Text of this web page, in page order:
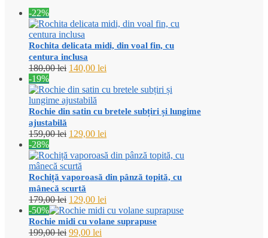
-22%
Rochita delicata midi, din voal fin, cu
centura inclusa
180,00lei Prețul
a
fost:
180,00 lei.
140,00 lei
este:
-19%
Rochie din satin cu bretele subțiri și lungime
ajustabilă
159,00lei Prețul
a
fost:
159,00 lei.
129,00 lei
este:
-28%
Rochiță vaporoasă din pânză topită, cu
mânecă scurtă
179,00lei Prețul
inițial
a
fost:
129,00 lei
curent
este:
-50%
Rochie midi cu volane suprapuse
199,00lei Prețul
99,00 lei